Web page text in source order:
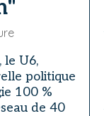
le U6,
politique
100 %
de 40